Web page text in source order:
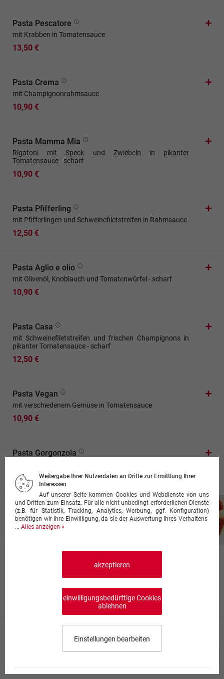
Pasta Pescatore
mit Krabben in Tomatensauce
13,50 €
Pasta Crema
mit Champignonrahmsauce
10,90 €
Pasta Mamma Mia
Rigatoni mit Speck und Zwiebeln in pikanter
Tomatensauce - scharf
10,90 €
Pasta Pfifferling
mit Pfifferlingen und Schweinefiletstreifen in Rahmsauce
12,50 €
Pasta Aglio e olio
mit Olivenöl, Knoblauch und Tomatenwürfel - scharf
10,90 €
Pasta Casa
mit Schweinefiletstreifen und frischen Champignons in
pikanter Tomatensauce - scharf
12,50 €
Pasta Vegan
mit verschiedenem Gemüse in Tomatensauce
10,90 €
Pasta Gorgonzola
10,90 €
Spaghetti al Forno
ab 12,00 €
Weitergabe Ihrer Nutzerdaten an Dritte zur Ermittlung Ihrer
Interessen
Auf unserer Seite kommen Cookies und Webdienste von uns
und Dritten zum Einsatz. Für alle nicht unbedingt erforderlichen Dienste
(z.B. für Statistik, Tracking, Analytics, Werbung, ggf. Konfiguration)
benötigen wir Ihre Einwilligung, da sie der Auswertung Ihres Verhaltens
... Alles anzeigen »
akzeptieren
einwilligungsbedürftige Cookies
ablehnen
Einstellungen bearbeiten